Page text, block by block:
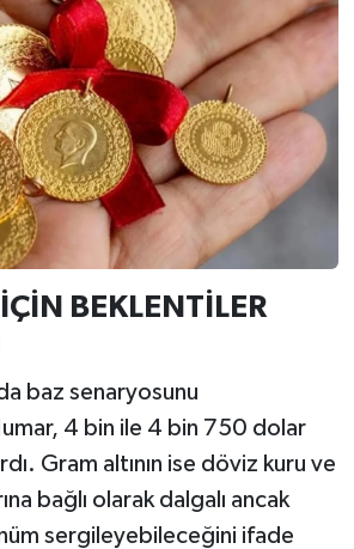
BEKLENTİLER
baz senaryosunu
4 bin ile 4 bin 750 dolar
Gram altının ise döviz kuru ve
bağlı olarak dalgalı ancak
sergileyebileceğini ifade